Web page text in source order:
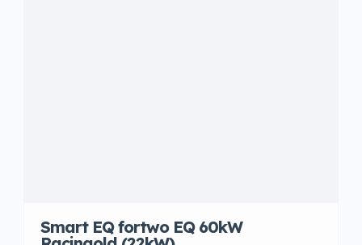
Smart EQ fortwo EQ 60kW